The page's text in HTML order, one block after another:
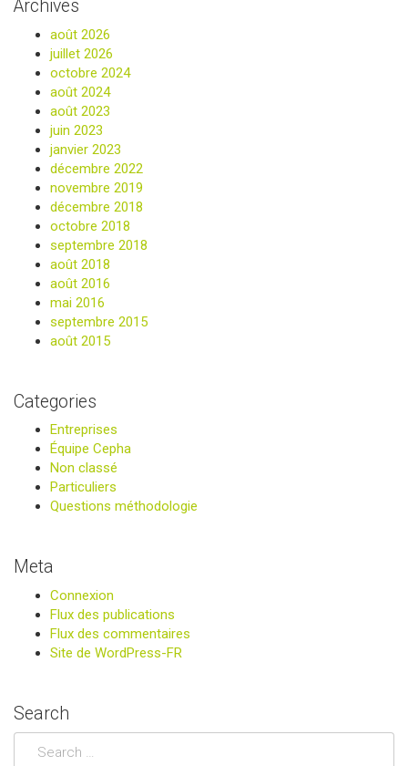
Archives
août 2026
juillet 2026
octobre 2024
août 2024
août 2023
juin 2023
janvier 2023
décembre 2022
novembre 2019
décembre 2018
octobre 2018
septembre 2018
août 2018
août 2016
mai 2016
septembre 2015
août 2015
Categories
Entreprises
Équipe Cepha
Non classé
Particuliers
Questions méthodologie
Meta
Connexion
Flux des publications
Flux des commentaires
Site de WordPress-FR
Search